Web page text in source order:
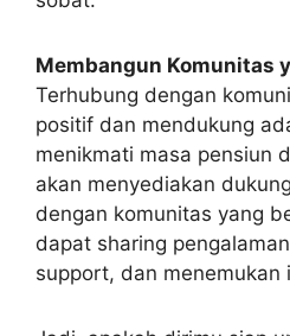
Membangun Komunitas
Terhubung dengan
positif dan mendukung
menikmati masa pensiun
akan menyediakan
dengan komunitas yang
dapat sharing
support, dan menemukan